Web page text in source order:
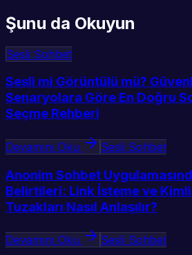
Şunu da Okuyun
Sesli Sohbet
Sesli mi Görüntülü mü?
Senaryolara Göre En Doğru
Seçme Rehberi
Devamını Oku Sesli Sohbet
Anonim Sohbet
Belirtileri: Link İsteme ve
Tuzakları Nasıl Anlaşılır?
Devamını Oku Sesli Sohbet